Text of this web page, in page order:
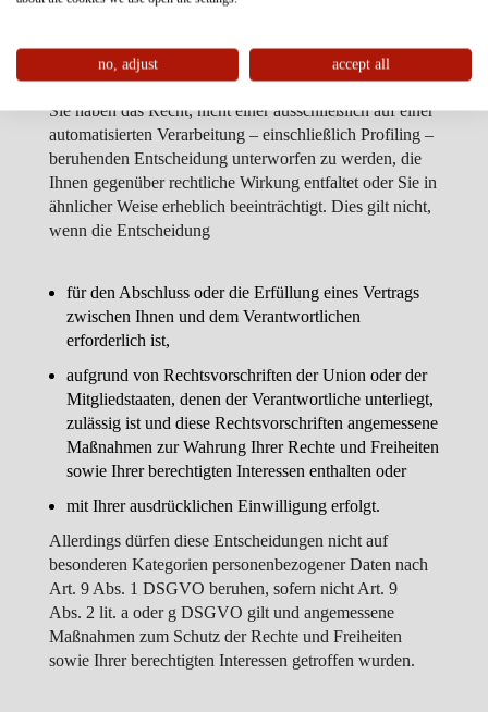
9. AUTOMATISIERTE ENTSCHEIDUNG IM
EINZELFALL EINSCHLIESSLICH PROFILING
Sie haben das Recht, nicht einer ausschließlich auf einer
automatisierten Verarbeitung – einschließlich Profiling –
beruhenden Entscheidung unterworfen zu werden, die
Ihnen gegenüber rechtliche Wirkung entfaltet oder Sie in
ähnlicher Weise erheblich beeinträchtigt. Dies gilt nicht,
wenn die Entscheidung
für den Abschluss oder die Erfüllung eines Vertrags
zwischen Ihnen und dem Verantwortlichen
erforderlich ist,
aufgrund von Rechtsvorschriften der Union oder der
Mitgliedstaaten, denen der Verantwortliche unterliegt,
zulässig ist und diese Rechtsvorschriften angemessene
Maßnahmen zur Wahrung Ihrer Rechte und Freiheiten
sowie Ihrer berechtigten Interessen enthalten oder
mit Ihrer ausdrücklichen Einwilligung erfolgt.
Allerdings dürfen diese Entscheidungen nicht auf
besonderen Kategorien personenbezogener Daten nach
Art. 9 Abs. 1 DSGVO beruhen, sofern nicht Art. 9
Abs. 2 lit. a oder g DSGVO gilt und angemessene
Maßnahmen zum Schutz der Rechte und Freiheiten
sowie Ihrer berechtigten Interessen getroffen wurden.
no, adjust accept all